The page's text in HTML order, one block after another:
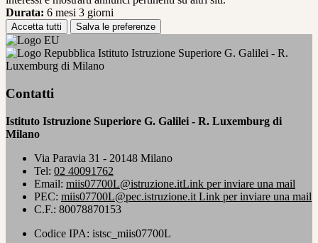
Durata: 6 mesi 3 giorni
Accetta tutti Salva le preferenze
Istituto Istruzione Superiore G. Galilei - R.
Luxemburg di Milano
Contatti
Istituto Istruzione Superiore G. Galilei - R. Luxemburg di
Milano
Via Paravia 31 - 20148 Milano
Tel: 02 40091762
Email: miis07700L@istruzione.itLink per inviare una mail
PEC: miis07700L@pec.istruzione.it Link per inviare una mail
C.F.: 80078870153
Codice IPA: istsc_miis07700L